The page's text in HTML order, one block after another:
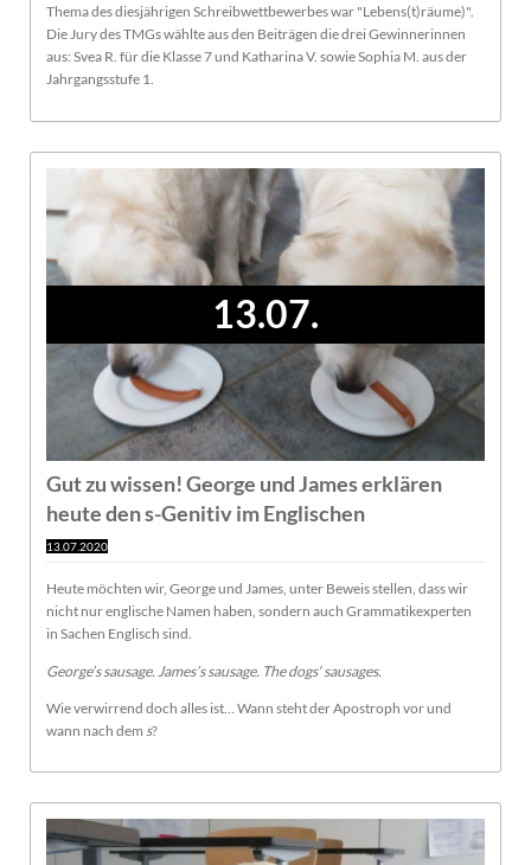
Thema des diesjährigen Schreibwettbewerbes war "Lebens(t)räume)".
Die Jury des TMGs wählte aus den Beiträgen die drei Gewinnerinnen
aus: Svea R. für die Klasse 7 und Katharina V. sowie Sophia M. aus der
Jahrgangsstufe 1.
13.07.
Gut zu wissen! George und James erklären
heute den s-Genitiv im Englischen
13.07.2020
Heute möchten wir, George und James, unter Beweis stellen, dass wir
nicht nur englische Namen haben, sondern auch Grammatikexperten
in Sachen Englisch sind.
George’s sausage. James’s sausage. The dogs‘ sausages.
Wie verwirrend doch alles ist… Wann steht der Apostroph vor und
wann nach dem s?